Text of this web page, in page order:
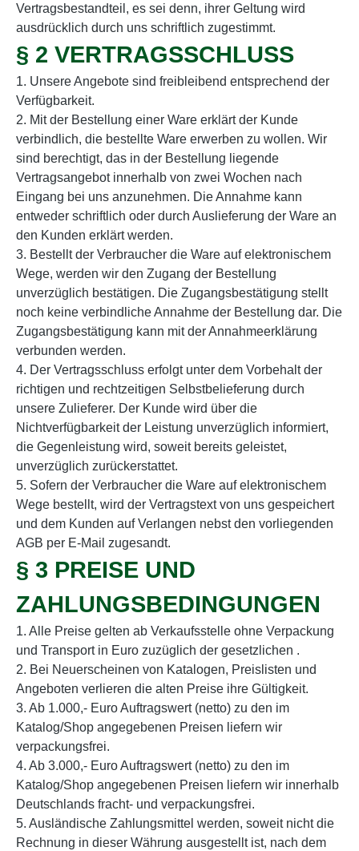
Vertragsbestandteil, es sei denn, ihrer Geltung wird
ausdrücklich durch uns schriftlich zugestimmt.
§ 2 VERTRAGSSCHLUSS
1. Unsere Angebote sind freibleibend entsprechend der
Verfügbarkeit.
2. Mit der Bestellung einer Ware erklärt der Kunde
verbindlich, die bestellte Ware erwerben zu wollen. Wir
sind berechtigt, das in der Bestellung liegende
Vertragsangebot innerhalb von zwei Wochen nach
Eingang bei uns anzunehmen. Die Annahme kann
entweder schriftlich oder durch Auslieferung der Ware an
den Kunden erklärt werden.
3. Bestellt der Verbraucher die Ware auf elektronischem
Wege, werden wir den Zugang der Bestellung
unverzüglich bestätigen. Die Zugangsbestätigung stellt
noch keine verbindliche Annahme der Bestellung dar. Die
Zugangsbestätigung kann mit der Annahmeerklärung
verbunden werden.
4. Der Vertragsschluss erfolgt unter dem Vorbehalt der
richtigen und rechtzeitigen Selbstbelieferung durch
unsere Zulieferer. Der Kunde wird über die
Nichtverfügbarkeit der Leistung unverzüglich informiert,
die Gegenleistung wird, soweit bereits geleistet,
unverzüglich zurückerstattet.
5. Sofern der Verbraucher die Ware auf elektronischem
Wege bestellt, wird der Vertragstext von uns gespeichert
und dem Kunden auf Verlangen nebst den vorliegenden
AGB per E-Mail zugesandt.
§ 3 PREISE UND
ZAHLUNGSBEDINGUNGEN
1. Alle Preise gelten ab Verkaufsstelle ohne Verpackung
und Transport in Euro zuzüglich der gesetzlichen .
2. Bei Neuerscheinen von Katalogen, Preislisten und
Angeboten verlieren die alten Preise ihre Gültigkeit.
3. Ab 1.000,- Euro Auftragswert (netto) zu den im
Katalog/Shop angegebenen Preisen liefern wir
verpackungsfrei.
4. Ab 3.000,- Euro Auftragswert (netto) zu den im
Katalog/Shop angegebenen Preisen liefern wir innerhalb
Deutschlands fracht- und verpackungsfrei.
5. Ausländische Zahlungsmittel werden, soweit nicht die
Rechnung in dieser Währung ausgestellt ist, nach dem